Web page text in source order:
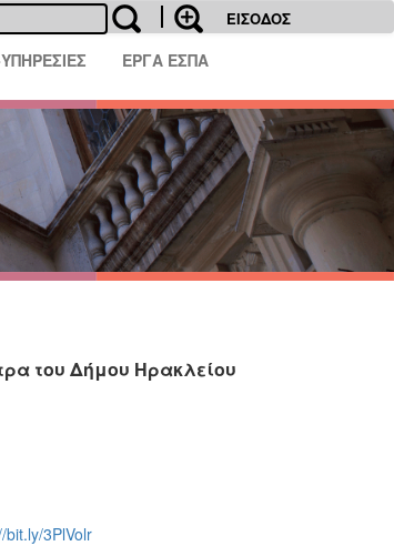
ΕΙΣΟΔΟΣ
ΕΡΓΑ ΕΣΠΑ
του Δήμου Ηρακλείου
bit.ly/3PlVolr